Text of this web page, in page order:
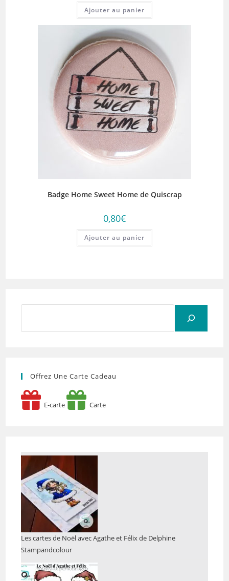
Ajouter au panier
Badge Home Sweet Home de Quiscrap
0,80€
Ajouter au panier
Offrez Une Carte Cadeau
E-carte Carte
Les cartes de Noël avec Agathe et Félix de Delphine
Stampandcolour